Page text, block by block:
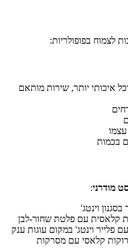
איכותי יותר, שירות מותאם
עצמו
בכמות
מודרני:
וינטג'
קלאסית עם פלטת שחור-לבן
פלייר וינטג' במקום עוגות ענק
קלאסי עם מסרקות